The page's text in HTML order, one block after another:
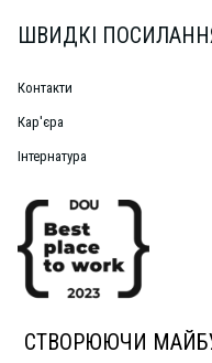
ШВИДКІ
Контакти
Кар'єра
Інтернатура
СТВОРЮЮЧИ